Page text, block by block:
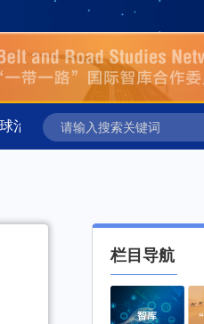
议”在吉尔吉斯斯坦举行
栏目导航